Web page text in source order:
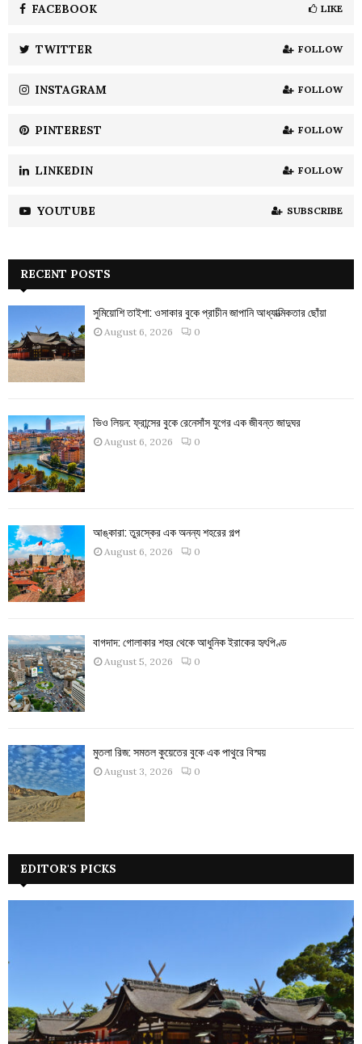
H
FACEBOOK LIKE
TWITTER FOLLOW
INSTAGRAM FOLLOW
PINTEREST FOLLOW
LINKEDIN FOLLOW
YOUTUBE SUBSCRIBE
RECENT POSTS
সুমিয়োশি তাইশা: ওসাকার বুকে প্রাচীন জাপানি আধ্যাত্মিকতার ছোঁয়া
August 6, 2026 0
ভিও লিয়ন: ফ্রান্সের বুকে রেনেসাঁস যুগের এক জীবন্ত জাদুঘর
August 6, 2026 0
আঙ্কারা: তুরস্কের এক অনন্য শহরের গল্প
August 6, 2026 0
বাগদাদ: গোলাকার শহর থেকে আধুনিক ইরাকের হৃৎপিণ্ড
August 5, 2026 0
মুতলা রিজ: সমতল কুয়েতের বুকে এক পাথুরে বিস্ময়
August 3, 2026 0
EDITOR'S PICKS